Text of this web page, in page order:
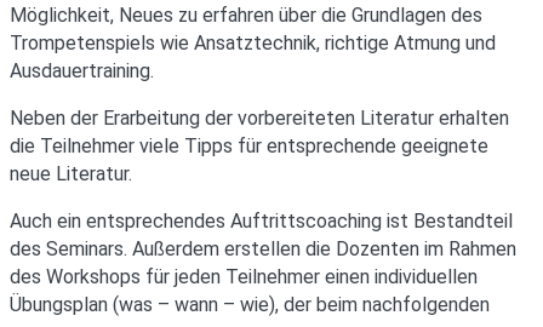
Möglichkeit, Neues zu erfahren über die Grundlagen des
Trompetenspiels wie Ansatztechnik, richtige Atmung und
Ausdauertraining.
Neben der Erarbeitung der vorbereiteten Literatur erhalten
die Teilnehmer viele Tipps für entsprechende geeignete
neue Literatur.
Auch ein entsprechendes Auftrittscoaching ist Bestandteil
des Seminars. Außerdem erstellen die Dozenten im Rahmen
des Workshops für jeden Teilnehmer einen individuellen
Übungsplan (was – wann – wie), der beim nachfolgenden